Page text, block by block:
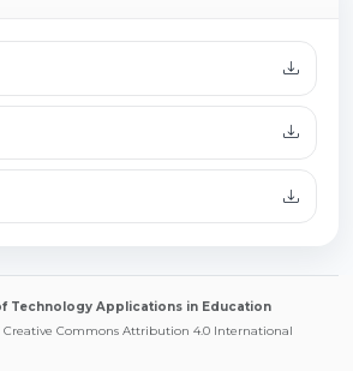
Technology Applications in Education
Creative Commons Attribution 4.0 International